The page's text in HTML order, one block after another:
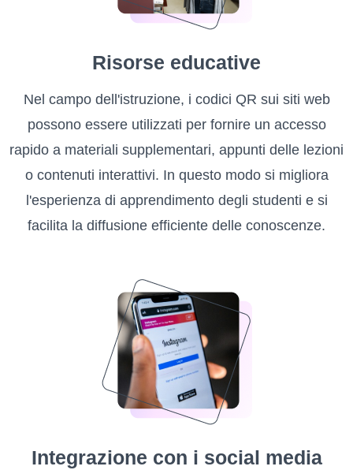
Risorse educative
Nel campo dell'istruzione, i codici QR sui siti web
possono essere utilizzati per fornire un accesso
rapido a materiali supplementari, appunti delle lezioni
o contenuti interattivi. In questo modo si migliora
l'esperienza di apprendimento degli studenti e si
facilita la diffusione efficiente delle conoscenze.
Integrazione con i social media